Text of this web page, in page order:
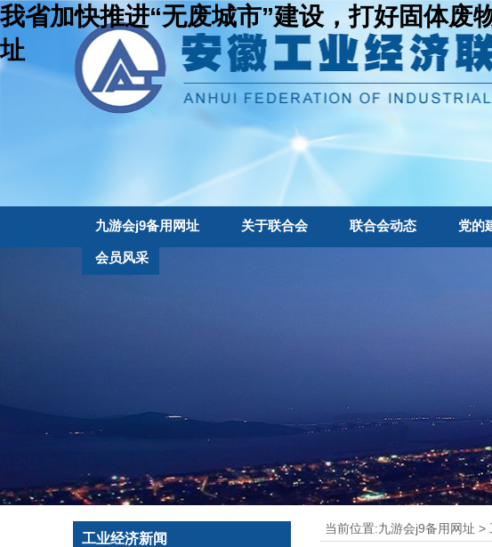
我省加快推进“无废城市”建设，打好固体
址
九游会j9备用网址 关于联合会 联合会动态 党的
会员风采
当前位置:九游会j9备用网址 >
工业经济新闻